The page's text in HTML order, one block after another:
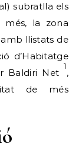
subratlla els
més, la zona
llistats de
d’Habitatge
Baldiri Net
1
,
de més